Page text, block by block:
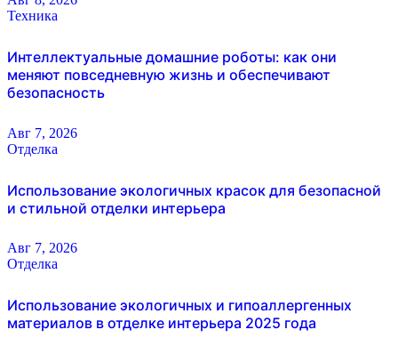
Техника
Интеллектуальные домашние роботы: как они
меняют повседневную жизнь и обеспечивают
безопасность
Авг 7, 2026
Отделка
Использование экологичных красок для безопасной
и стильной отделки интерьера
Авг 7, 2026
Отделка
Использование экологичных и гипоаллергенных
материалов в отделке интерьера 2025 года